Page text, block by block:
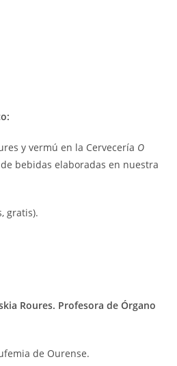
y vermú en la Cervecería O
bebidas elaboradas en nuestra
gratis).
Roures. Profesora de Órgano
de Ourense.